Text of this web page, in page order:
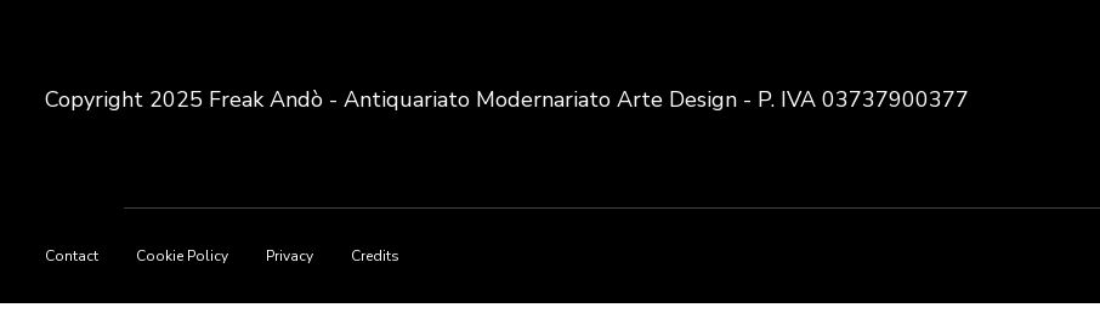
Copyright 2025 Freak Andò - Antiquariato Modernariato Arte Design - P. IVA 03737900377
Footer
menu
Contact Cookie Policy Privacy Credits
account